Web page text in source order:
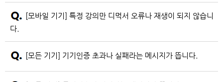
마이페이지
[모바일 기기] 특정 강의만 디먹서 오류나 재생이 되지 않습니
다.
[모든 기기] 기기인증 초과나 실패라는 메시지가 뜹니다.